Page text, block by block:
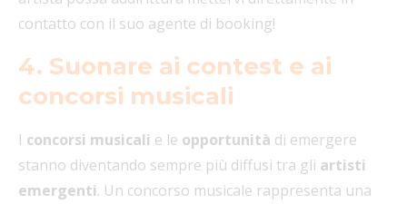
contatto con il suo agente di booking!
4. Suonare ai contest e ai
concorsi musicali
I concorsi musicali e le opportunità di emergere
stanno diventando sempre più diffusi tra gli artisti
emergenti. Un concorso musicale rappresenta una